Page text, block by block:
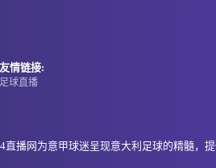
友情链接:
足球直播
直播网为意甲球迷呈现意大利足球的精髓，